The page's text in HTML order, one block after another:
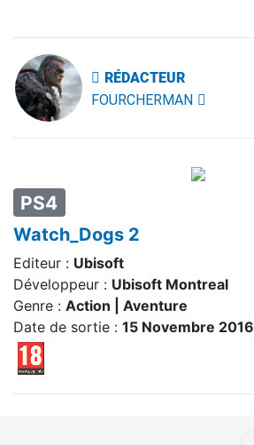
RÉDACTEUR
FOURCHERMAN
PS4
Watch_Dogs 2
Editeur : Ubisoft
Développeur : Ubisoft Montreal
Genre : Action | Aventure
Date de sortie : 15 Novembre 2016